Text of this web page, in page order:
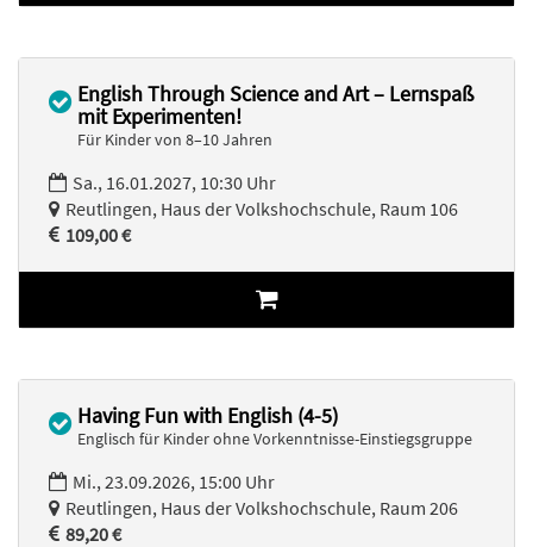
English Through Science and Art – Lernspaß
mit Experimenten!
Für Kinder von 8–10 Jahren
Sa., 16.01.2027, 10:30 Uhr
Reutlingen, Haus der Volkshochschule, Raum 106
109,00 €
Having Fun with English (4-5)
Englisch für Kinder ohne Vorkenntnisse-Einstiegsgruppe
Mi., 23.09.2026, 15:00 Uhr
Reutlingen, Haus der Volkshochschule, Raum 206
89,20 €